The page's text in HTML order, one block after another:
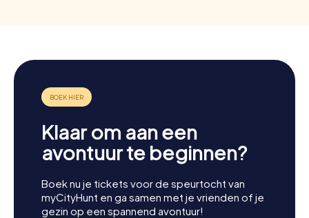
Klaar om aan een
avontuur te beginnen?
Boek nu je tickets voor de speurtocht van
myCityHunt en ga samen met je vrienden of je
gezin op een spannend avontuur!